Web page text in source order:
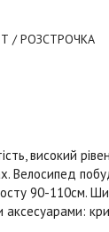
/ РОЗСТРОЧКА
високий
Велосипед
90-110см.